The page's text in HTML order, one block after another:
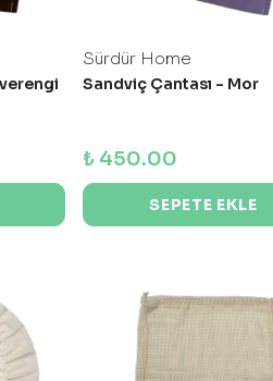
Sürdür Home
Sandviç Çantası - Mor
₺ 450.00
SEPETE EKLE